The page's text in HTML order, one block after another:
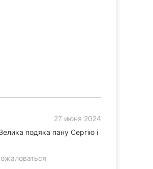
27 июня 2024
подяка пану Сергію і